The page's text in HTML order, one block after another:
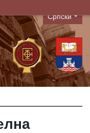
Language
Српски